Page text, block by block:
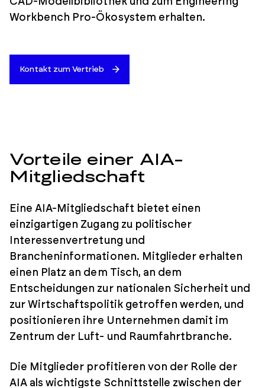
Workbench Pro-Ökosystem erhalten.
Kontakt zum Vertrieb
Vorteile einer AIA-
Mitgliedschaft
Eine AIA-Mitgliedschaft bietet einen
einzigartigen Zugang zu politischer
Interessenvertretung und
Brancheninformationen. Mitglieder erhalten
einen Platz an dem Tisch, an dem
Entscheidungen zur nationalen Sicherheit und
zur Wirtschaftspolitik getroffen werden, und
positionieren ihre Unternehmen damit im
Zentrum der Luft- und Raumfahrtbranche.
Die Mitglieder profitieren von der Rolle der
AIA als wichtigste Schnittstelle zwischen der